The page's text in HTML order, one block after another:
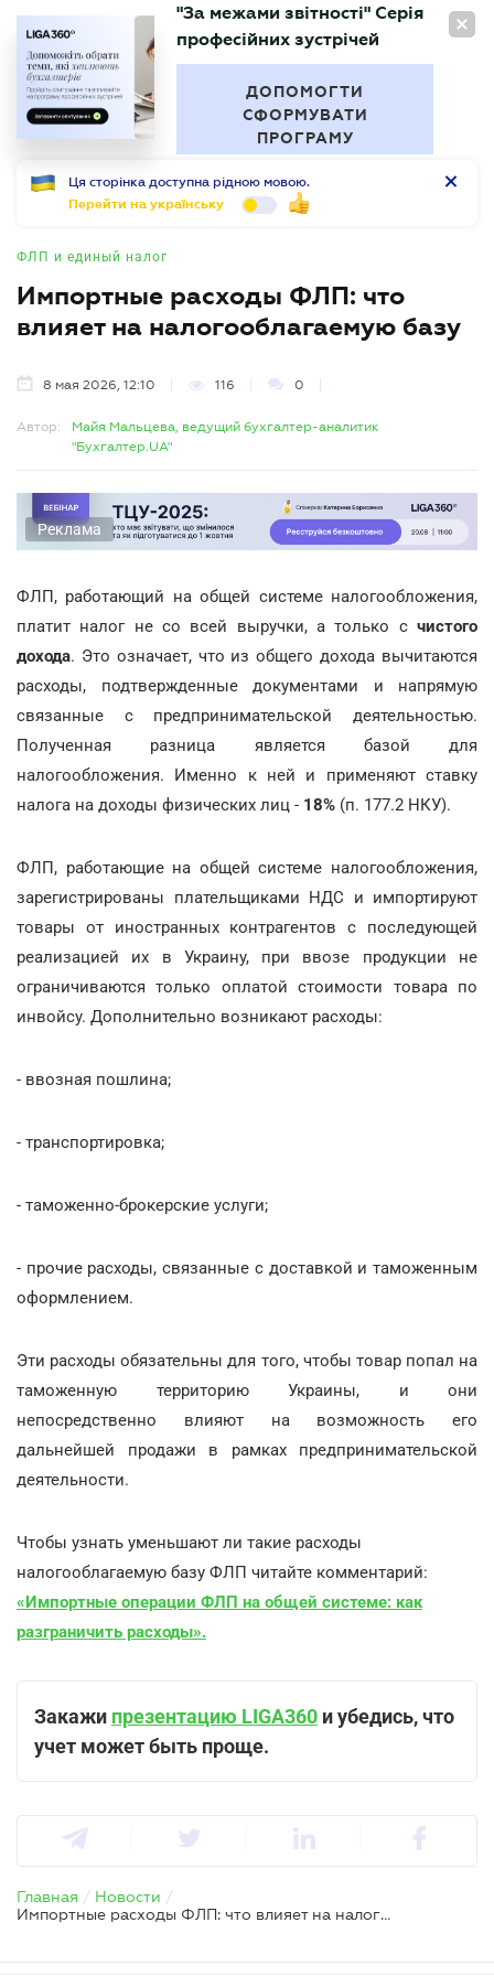
RU
БУХГАЛТЕР
"За межами звітності" Серія
професійних зустрічей
ДОПОМОГТИ
СФОРМУВАТИ
ПРОГРАМУ
Ця сторінка доступна рідною мовою.
Перейти на українську
ФЛП и единый налог
Импортные расходы ФЛП: что
влияет на налогооблагаемую базу
8 мая 2026, 12:10 116 0
Автор:
Майя Мальцева, ведущий бухгалтер-аналитик
"Бухгалтер.UA"
Реклама
ФЛП, работающий на общей системе налогообложения,
платит налог не со всей выручки, а только с чистого
дохода. Это означает, что из общего дохода вычитаются
расходы, подтвержденные документами и напрямую
связанные с предпринимательской деятельностью.
Полученная разница является базой для
налогообложения. Именно к ней и применяют ставку
налога на доходы физических лиц - 18% (п. 177.2 НКУ).
ФЛП, работающие на общей системе налогообложения,
зарегистрированы плательщиками НДС и импортируют
товары от иностранных контрагентов с последующей
реализацией их в Украину, при ввозе продукции не
ограничиваются только оплатой стоимости товара по
инвойсу. Дополнительно возникают расходы:
- ввозная пошлина;
- транспортировка;
- таможенно-брокерские услуги;
- прочие расходы, связанные с доставкой и таможенным
оформлением.
Эти расходы обязательны для того, чтобы товар попал на
таможенную территорию Украины, и они
непосредственно влияют на возможность его
дальнейшей продажи в рамках предпринимательской
деятельности.
Чтобы узнать уменьшают ли такие расходы
налогооблагаемую базу ФЛП читайте комментарий:
«Импортные операции ФЛП на общей системе: как
разграничить расходы».
Закажи презентацию LIGA360 и убедись, что
учет может быть проще.
Главная / Новости /
Импортные расходы ФЛП: что влияет на налогооблагаемую базу